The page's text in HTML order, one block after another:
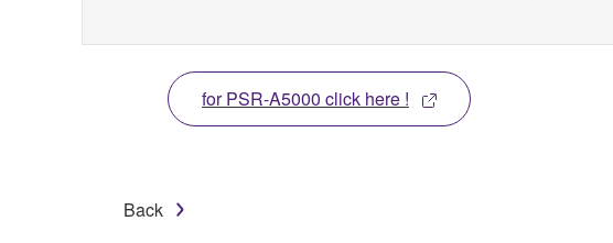
for PSR-A5000 click here !
Back